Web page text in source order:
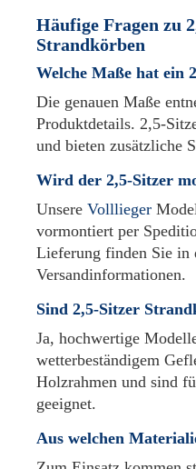
Häufige Fragen zu
Strandkörben
Welche Maße hat ein
Die genauen Maße
Produktdetails. 2,5-
und bieten zusätzliche
Wird der 2,5-Sitzer
Unsere Volllieger
vormontiert per
Lieferung finden Sie in
Versandinformationen.
Sind 2,5-Sitzer
Ja, hochwertige
wetterbeständigem
Holzrahmen und sind
geeignet.
Aus welchen